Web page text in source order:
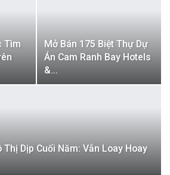
Tìm
Mở Bán 175 Biệt Thự Dự
Án Cam Ranh Bay Hotels
&…
Dịp Cuối Năm: Vẫn Loay Hoay